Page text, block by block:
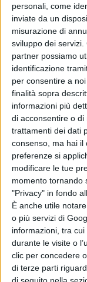
personali, come
inviate da un
misurazione di
sviluppo dei servizi.
partner possiamo
identificazione
per consentire a
finalità sopra
informazioni più
di acconsentire o di
trattamenti dei dati
consenso, ma hai il
preferenze si
modificare le tue
momento tornando
"Privacy" in fondo
È anche utile
o più servizi di
informazioni, tra
durante le visite o
clic per concedere
di terze parti
di seguito nella
Per i
per
il
solo i
provare
Quando
sci, la
notte di
la
dovrà
che non
di
“c’è
fare, e